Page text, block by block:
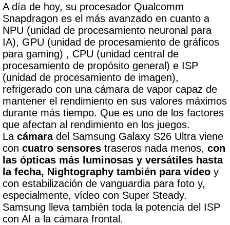
A día de hoy, su procesador Qualcomm
Snapdragon es el más avanzado en cuanto a
NPU (unidad de procesamiento neuronal para
IA), GPU (unidad de procesamiento de gráficos
para gaming) , CPU (unidad central de
procesamiento de propósito general) e ISP
(unidad de procesamiento de imagen),
refrigerado con una cámara de vapor capaz de
mantener el rendimiento en sus valores máximos
durante más tiempo. Que es uno de los factores
que afectan al rendimiento en los juegos.
La cámara del Samsung Galaxy S26 Ultra viene
con cuatro sensores traseros nada menos, con
las ópticas más luminosas y versátiles hasta
la fecha, Nightography también para vídeo y
con estabilización de vanguardia para foto y,
especialmente, vídeo con Super Steady.
Samsung lleva también toda la potencia del ISP
con AI a la cámara frontal.